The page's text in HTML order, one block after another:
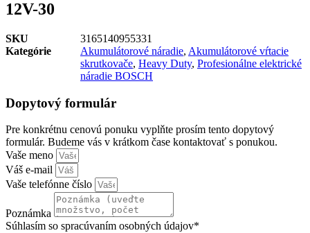
12V-30
SKU
3165140955331
Kategórie
Akumulátorové náradie, Akumulátorové vŕtacie
skrutkovače, Heavy Duty, Profesionálne elektrické
náradie BOSCH
Dopytový formulár
Pre konkrétnu cenovú ponuku vyplňte prosím tento dopytový
formulár. Budeme vás v krátkom čase kontaktovať s ponukou.
Vaše meno
Váš e-mail
Vaše telefónne číslo
Poznámka
Súhlasím so spracúvaním osobných údajov*